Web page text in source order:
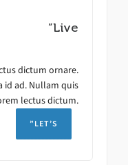
”Live
dictum ornare.
id ad. Nullam quis
lectus dictum.
”LET’S